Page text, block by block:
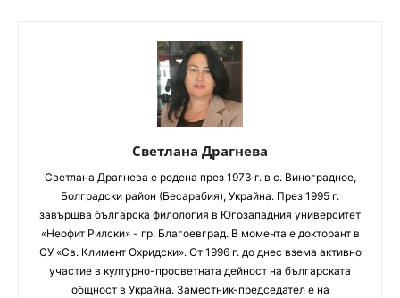
Светлана Драгнева
Светлана Драгнева е родена през 1973 г. в с. Виноградное,
Болградски район (Бесарабия), Украйна. През 1995 г.
завършва българска филология в Югозападния университет
«Неофит Рилски» - гр. Благоевград. В момента е докторант в
СУ «Св. Климент Охридски». От 1996 г. до днес взема активно
участие в културно-просветната дейност на българската
общност в Украйна. Заместник-председател е на